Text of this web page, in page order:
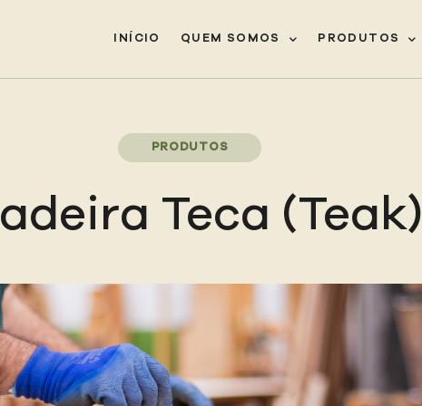
INÍCIO QUEM SOMOS PRODUTOS
PRODUTOS
Teca (Teak)